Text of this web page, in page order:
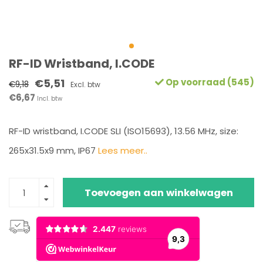
RF-ID Wristband, I.CODE
€9,18 €5,51 Excl. btw
€6,67 Incl. btw
Op voorraad (545)
RF-ID wristband, I.CODE SLI (ISO15693), 13.56 MHz, size:
265x31.5x9 mm, IP67 Lees meer..
Toevoegen aan winkelwagen